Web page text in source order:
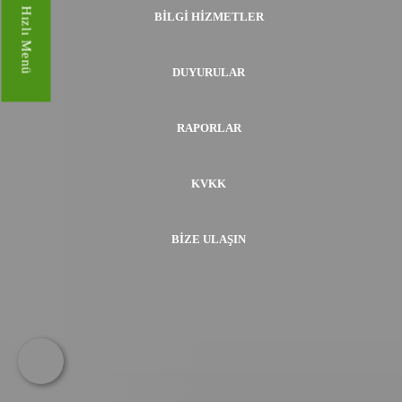
Hızlı Menü BILGI HIZMETLER
DUYURULAR
RAPORLAR
KVKK
BIZE ULAŞIN